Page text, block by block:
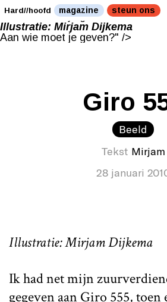
Illustratie: Mirjam Dijkema
Aan wie moet je geven?" />
Illustratie: Mirjam Dijkema
Aan wie moet je geven?" />
Hard//hoofd magazine steun ons
Giro
Beeld
Tekst Mirjam
28 januari
Illustratie: Mirjam Dijkema
Ik had net mijn
gegeven aan Giro 555,